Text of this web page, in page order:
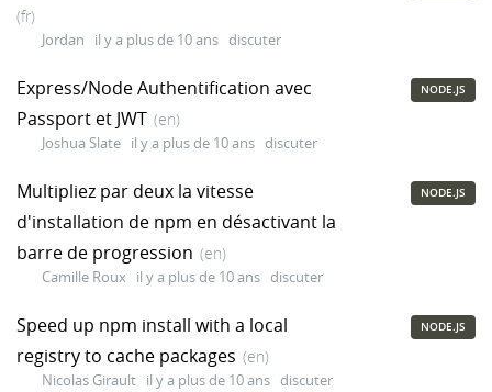
(fr)
Jordan il y a plus de 10 ans discuter
Express/Node Authentification avec
Passport et JWT (en)
Joshua Slate il y a plus de 10 ans discuter
NODE.JS
Multipliez par deux la vitesse
d'installation de npm en désactivant la
barre de progression (en)
Camille Roux il y a plus de 10 ans discuter
NODE.JS
Speed up npm install with a local
registry to cache packages (en)
Nicolas Girault il y a plus de 10 ans discuter
NODE.JS